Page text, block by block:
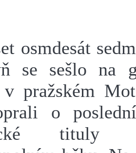
osmdesát
se sešlo na
pražském
o